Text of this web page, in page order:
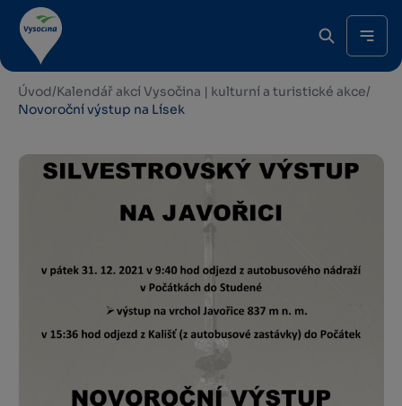
Úvod/Kalendář akcí Vysočina | kulturní a turistické akce/
Novoroční výstup na Lísek